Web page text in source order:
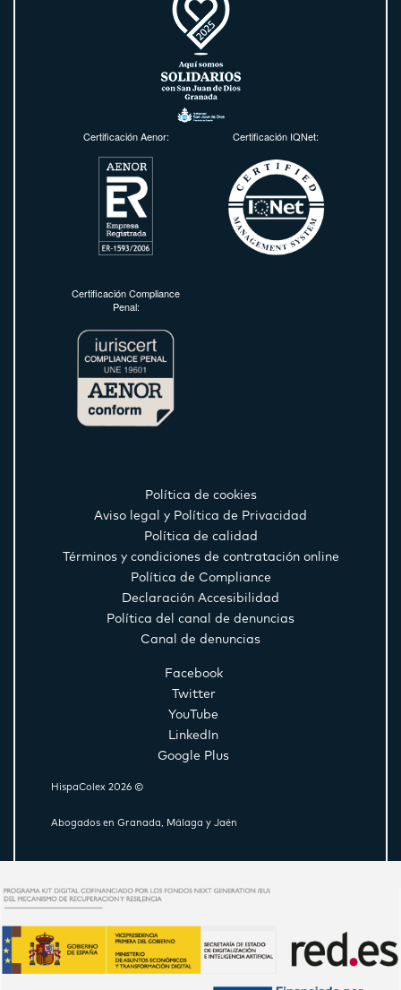
Certificación Aenor: Certificación IQNet:
Certificación Compliance
Penal:
Política de cookies
Aviso legal y Política de Privacidad
Política de calidad
Términos y condiciones de contratación online
Política de Compliance
Declaración Accesibilidad
Política del canal de denuncias
Canal de denuncias
Facebook
Twitter
YouTube
LinkedIn
Google Plus
HispaColex 2026 ©
Abogados en Granada, Málaga y Jaén